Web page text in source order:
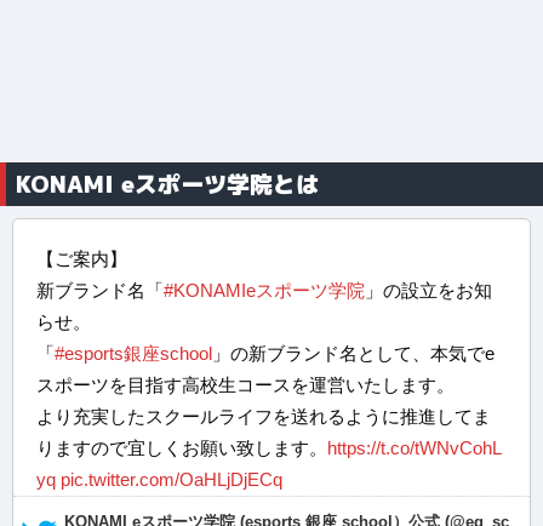
KONAMI eスポーツ学院とは
【ご案内】
新ブランド名「#KONAMIeスポーツ学院 」の設立をお知
らせ。
「#esports銀座school 」の新ブランド名として、本気でe
スポーツを目指す高校生コースを運営いたします。
より充実したスクールライフを送れるように推進してま
りますので宜しくお願い致します。 https://t.co/tWNvCohL
yq pic.twitter.com/OaHLjDjECq
— KONAMI eスポーツ学院 (esports 銀座 school）公式 (@eg_sc